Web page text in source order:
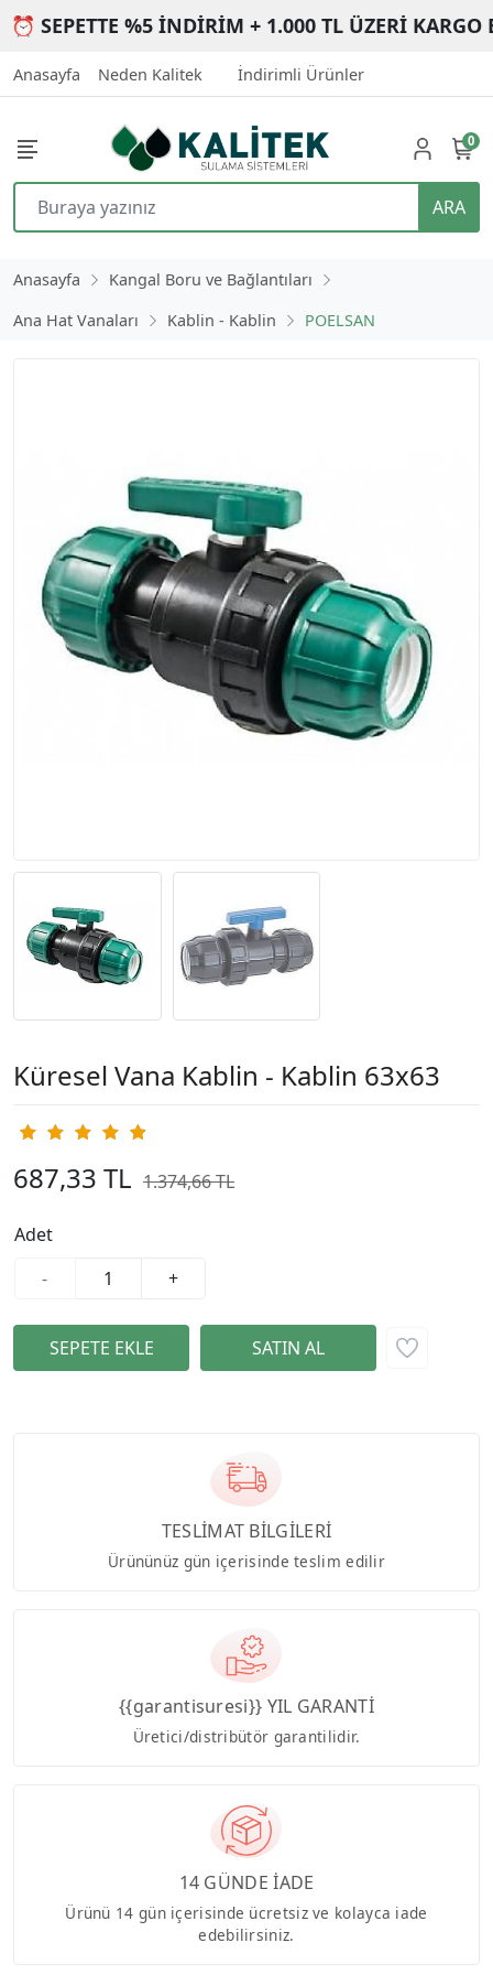
⏰ SEPETTE %5 İNDİRİM + 1.000 TL ÜZERİ KARGO
Anasayfa Neden Kalitek İndirimli Ürünler
ARA
0
Anasayfa
Kangal Boru ve Bağlantıları
Ana Hat Vanaları
Kablin - Kablin POELSAN
Küresel Vana Kablin - Kablin 63x63
687,33 TL 1.374,66 TL
Adet
-
+
TESLİMAT BİLGİLERİ
Ürününüz gün içerisinde teslim edilir
{{garantisuresi}} YIL GARANTİ
Üretici/distribütör garantilidir.
14 GÜNDE İADE
Ürünü 14 gün içerisinde ücretsiz ve kolayca iade
edebilirsiniz.